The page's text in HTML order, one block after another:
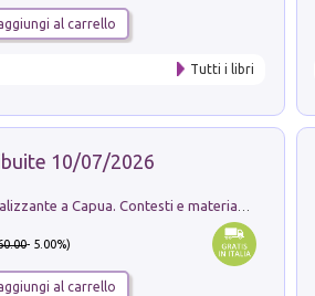
al carrello
Tutti i libri
10/07/2026
- 5.00%)
al carrello